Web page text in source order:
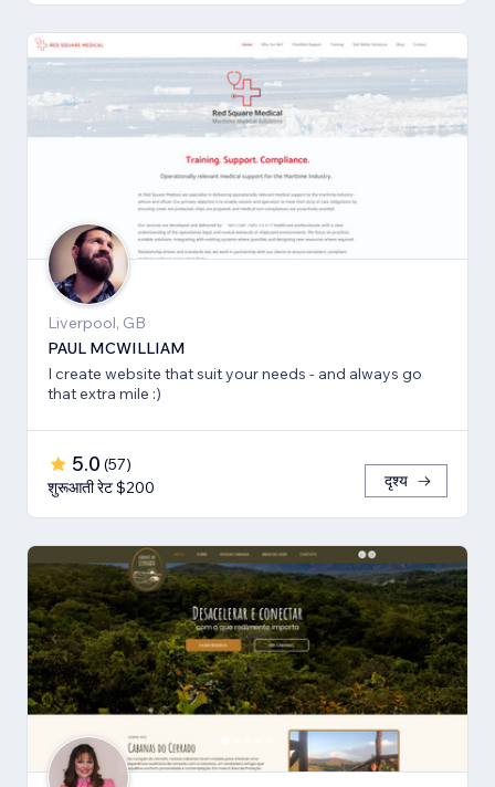
Liverpool, GB
PAUL MCWILLIAM
I create website that suit your needs - and always go
that extra mile :)
5.0 (57)
शुरूआती रेट $200
दृश्य